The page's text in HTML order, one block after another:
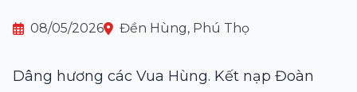
08/05/2026 Đền Hùng, Phú Thọ
Dâng hương các Vua Hùng. Kết nạp Đoàn